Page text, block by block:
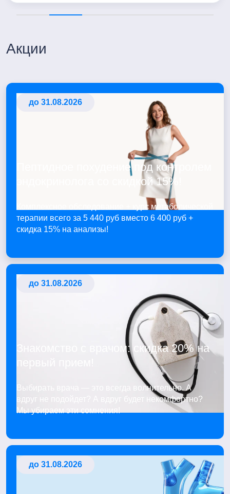
Акции
до 31.08.2026
Пептидное похудение под контролем
эндокринолога со скидкой 15%!
Комплексное обследование + курс метаболической
терапии всего за 5 440 руб вместо 6 400 руб +
скидка 15% на анализы!
до 31.08.2026
Знакомство с врачом: скидка 20% на
Выбирать врача — это всегда волнительно. А
вдруг не подойдет? А вдруг будет некомфортно?
Мы убираем эти сомнения!
до 31.08.2026